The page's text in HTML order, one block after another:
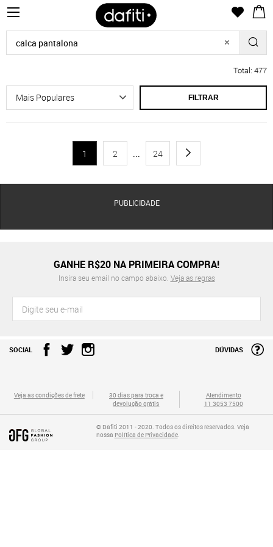
Total: 477
FILTRAR
1 2 ... 24
PUBLICIDADE
GANHE R$20 NA PRIMEIRA COMPRA!
Insira seu email no campo abaixo. Veja as regras
SOCIAL DÚVIDAS
Veja as condições de frete
30 dias para troca e
devolução grátis
Atendimento
11 3053 7500
© Dafiti 2011 - 2020. Todos os direitos reservados. Veja
nossa Política de Privacidade.